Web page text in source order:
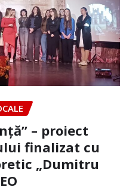
– proiect
finalizat cu
„Dumitru